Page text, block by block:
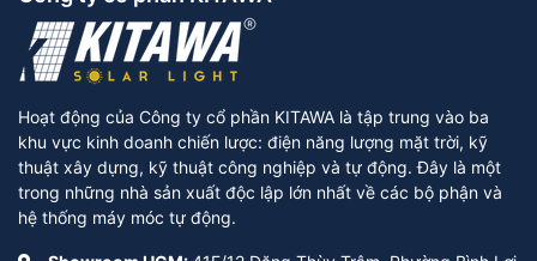
Hoạt động của Công ty cổ phần KITAWA là tập trung vào ba
khu vực kinh doanh chiến lược: điện năng lượng mặt trời, kỹ
thuật xây dựng, kỹ thuật công nghiệp và tự động. Đây là một
trong những nhà sản xuất độc lập lớn nhất về các bộ phận và
hệ thống máy móc tự động.